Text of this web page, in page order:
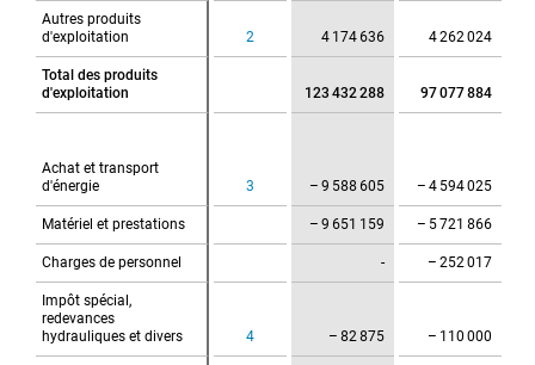
Autres produits
d'exploitation
2 4 174 636 4 262 024
Total des produits
d'exploitation
123 432 288 97 077 884
Achat et transport
d'énergie
3 – 9 588 605 – 4 594 025
Matériel et prestations – 9 651 159 – 5 721 866
Charges de personnel - – 252 017
Impôt spécial,
redevances
hydrauliques et divers
4 – 82 875 – 110 000
Autres produits
d'exploitation
Total des produits
d'exploitation
Achat et transport
d'énergie
Matériel et prestations
Charges de personnel
Impôt spécial,
redevances
hydrauliques et divers